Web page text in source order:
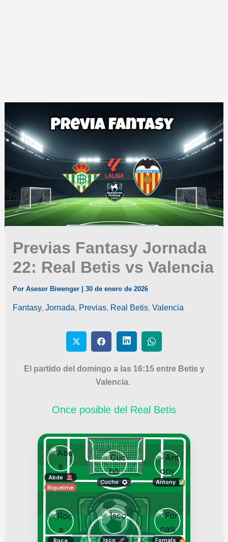
Previas Fantasy Jornada
22: Real Betis vs Valencia
Por Asesor Biwenger 30 de enero de 2026
Fantasy, Jornada, Previas, Real Betis, Valencia
El partido del domingo a las 16:15 entre Betis y
Valencia.
Once posible del Real Betis
Roca Isco Fornals
Abde
Riquelme
Cucho Antony